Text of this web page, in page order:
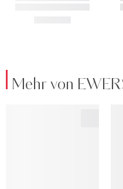
Mehr von